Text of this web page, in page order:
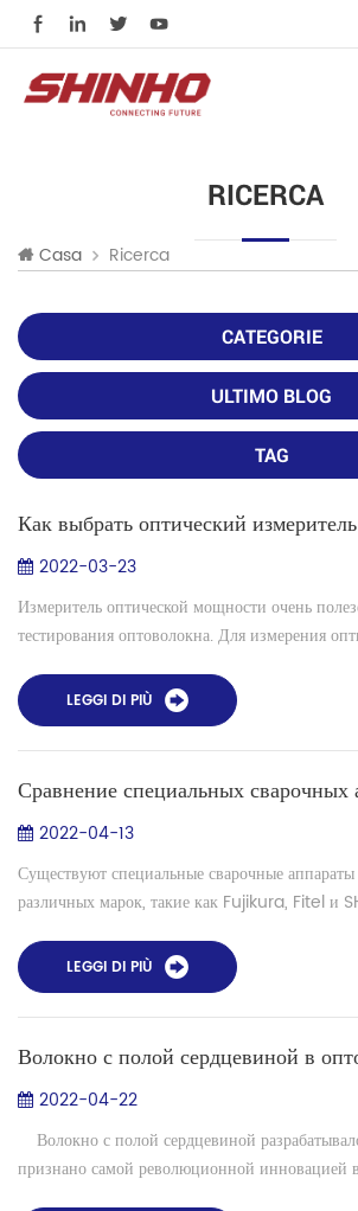
RICERCA
Casa Ricerca
CATEGORIE
ULTIMO BLOG
TAG
Как выбрать оптический
2022-03-23
Измеритель оптической мощности очень
тестирования оптоволокна. Для измерения
мощности, адаптер ...
LEGGI DI PIÙ
2022-04-13
Существуют специальные сварочные
различных марок, такие как Fujikura, Fitel и
FSM100M+, FSM100P+ и спе...
LEGGI DI PIÙ
2022-04-22
Волокно с полой сердцевиной
признано самой революционной инновацией